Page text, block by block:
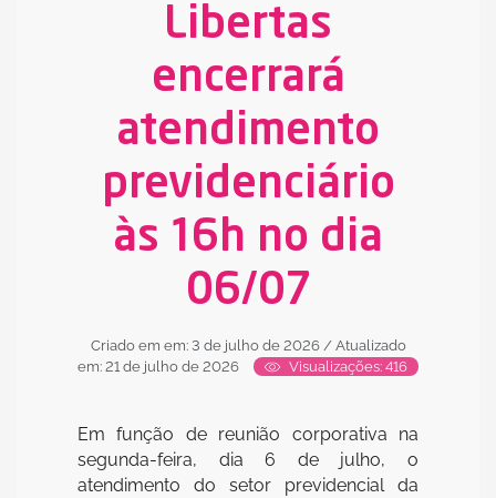
Libertas
encerrará
atendimento
previdenciário
às 16h no dia
06/07
Criado em em: 3 de julho de 2026 / Atualizado
em: 21 de julho de 2026
Visualizações: 416
Em função de reunião corporativa na
segunda-feira, dia 6 de julho, o
atendimento do setor previdencial da